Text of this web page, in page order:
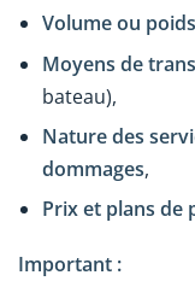
Volume ou
Moyens de
bateau),
Nature des
dommages,
Prix et plans de
Important :